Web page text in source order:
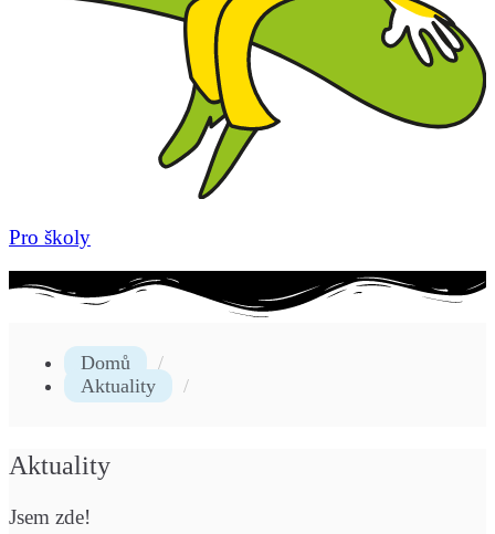
Pro školy
Domů
Aktuality
Aktuality
Jsem zde!